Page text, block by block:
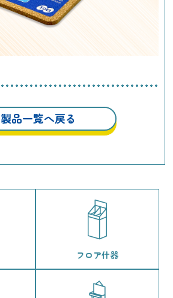
製品一覧へ戻る
フロア什器